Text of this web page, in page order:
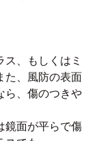
、もしくはミ
た、風防の表面
ら、傷のつきや
鏡面が平らで傷